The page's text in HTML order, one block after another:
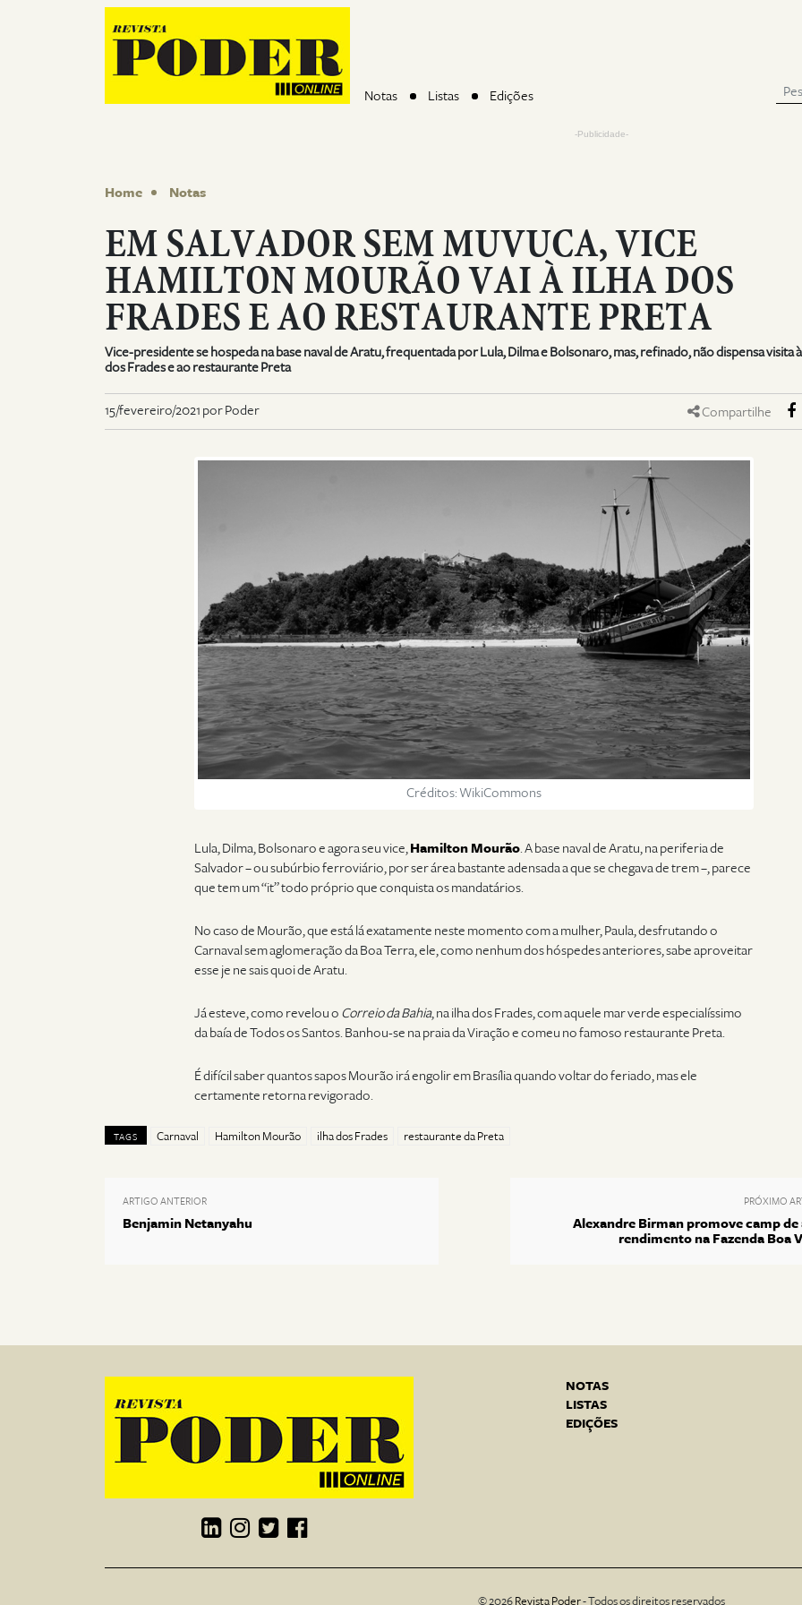
Notas Listas Edições
-Publicidade-
Home Notas
EM SALVADOR SEM MUVUCA, VICE
HAMILTON MOURÃO VAI À ILHA DOS
FRADES E AO RESTAURANTE PRETA
Vice-presidente se hospeda na base naval de Aratu, frequentada por Lula, Dilma e Bolsonaro, mas, refinado, não dispensa visita
dos Frades e ao restaurante Preta
15/fevereiro/2021 por Poder Compartilhe
Créditos: WikiCommons
Lula, Dilma, Bolsonaro e agora seu vice,Hamilton Mourão. A base naval de Aratu, na periferia de
Salvador – ou subúrbio ferroviário, por ser área bastante adensada a que se chegava de trem –, parece
que tem um “it” todo próprio que conquista os mandatários.
No caso de Mourão, que está lá exatamente neste momento com a mulher, Paula, desfrutando o
Carnaval sem aglomeração da Boa Terra, ele, como nenhum dos hóspedes anteriores, sabe aproveitar
esse je ne sais quoi de Aratu.
Já esteve, como revelou o Correio da Bahia, na ilha dos Frades, com aquele mar verde especialíssimo
da baía de Todos os Santos. Banhou-se na praia da Viração e comeu no famoso restaurante Preta.
É difícil saber quantos sapos Mourão irá engolir em Brasília quando voltar do feriado, mas ele
certamente retorna revigorado.
TAGS Carnaval Hamilton Mourão ilha dos Frades restaurante da Preta
ARTIGO ANTERIOR
Benjamin Netanyahu
PRÓXIMO
Alexandre Birman promove camp de
rendimento na Fazenda Boa
NOTAS
LISTAS
EDIÇÕES
© 2026 Revista Poder- Todos os direitos reservados